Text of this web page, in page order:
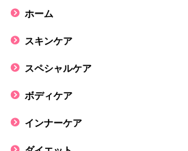
ホーム
スキンケア
スペシャルケア
ボディケア
インナーケア